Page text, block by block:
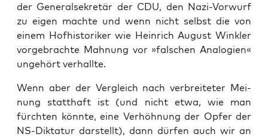
der Gene­ral­se­kre­tär der CDU, den Nazi-Vor­wurf
zu eigen mach­te und wenn nicht selbst die von
einem Hof­his­to­ri­ker wie Hein­rich August Wink­ler
vor­ge­brach­te Mah­nung vor »fal­schen Ana­lo­gien«
unge­hört verhallte.
Wenn aber der Ver­gleich nach ver­brei­te­ter Mei­
nung statt­haft ist (und nicht etwa, wie man
fürch­ten könn­te, eine Ver­höh­nung der Opfer der
NS-Dik­ta­tur dar­stellt), dann dür­fen auch wir an